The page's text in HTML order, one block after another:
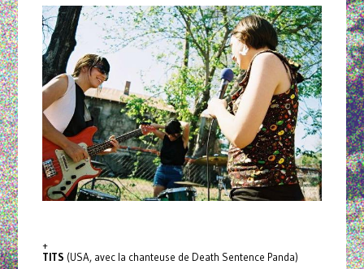
+
TITS (USA, avec la chanteuse de Death Sentence Panda)